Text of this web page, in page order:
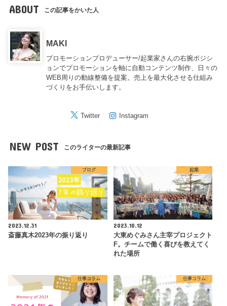
ABOUT この記事をかいた人
MAKI
プロモーションプロデューサー/起業家さんの右腕ポジシ
ョンでプロモーションを軸に自動コンテンツ制作、日々の
WEB周りの動線整備を提案。売上を最大化させる仕組み
づくりをお手伝いします。
Twitter Instagram
NEW POST このライターの最新記事
ブログ
2023.12.31
斎藤真木2023年の振り返り
起業
2023.10.12
大東めぐみさん主宰プロジェクト
F。チームで働く喜びを教えてく
れた場所
仕事コラム 仕事コラム